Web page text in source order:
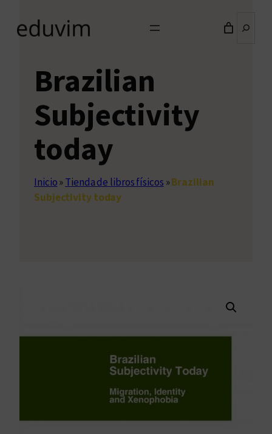
Brazilian
Subjectivity
today
Inicio»Tienda de libros físicos »Brazilian
Subjectivity today